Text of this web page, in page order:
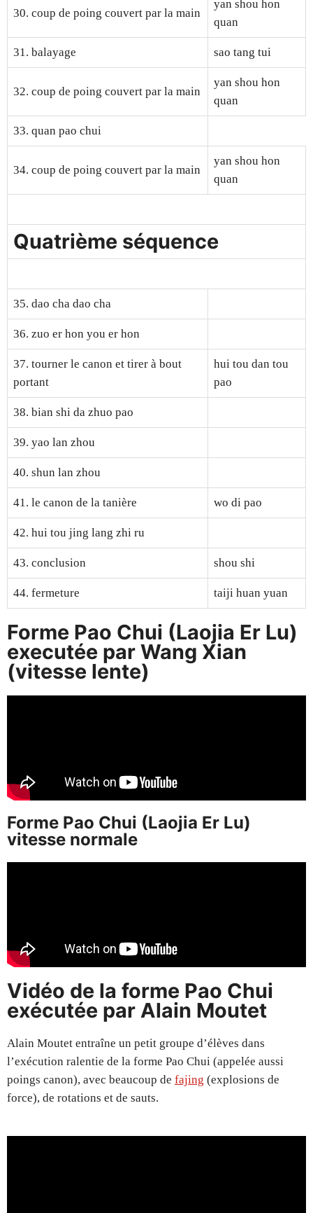
30. coup de poing couvert par la main
yan shou hon
quan
31. balayage sao tang tui
32. coup de poing couvert par la main
yan shou hon
quan
33. quan pao chui
34. coup de poing couvert par la main
yan shou hon
quan
Quatrième séquence
35. dao cha dao cha
36. zuo er hon you er hon
37. tourner le canon et tirer à bout
portant
hui tou dan tou
pao
38. bian shi da zhuo pao
39. yao lan zhou
40. shun lan zhou
41. le canon de la tanière wo di pao
42. hui tou jing lang zhi ru
43. conclusion shou shi
44. fermeture taiji huan yuan
Forme Pao Chui (Laojia Er Lu)
executée par Wang Xian
(vitesse lente)
Forme Pao Chui (Laojia Er Lu)
vitesse normale
Vidéo de la forme Pao Chui
exécutée par Alain Moutet
Alain Moutet entraîne un petit groupe d’élèves dans
l’exécution ralentie de la forme Pao Chui (appelée aussi
poings canon), avec beaucoup de fajing (explosions de
force), de rotations et de sauts.